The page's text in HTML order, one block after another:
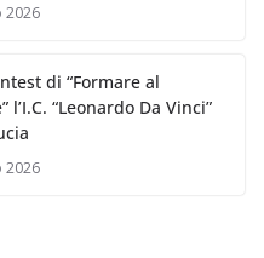
2026
di “Formare al
l’I.C. “Leonardo Da Vinci”
2026